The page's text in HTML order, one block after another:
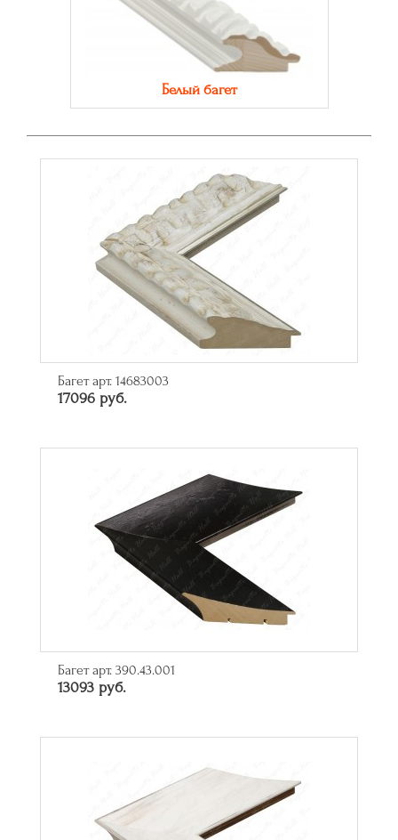
Белый багет
Багет арт. 14683003
17096 руб.
Багет арт. 390.43.001
13093 руб.